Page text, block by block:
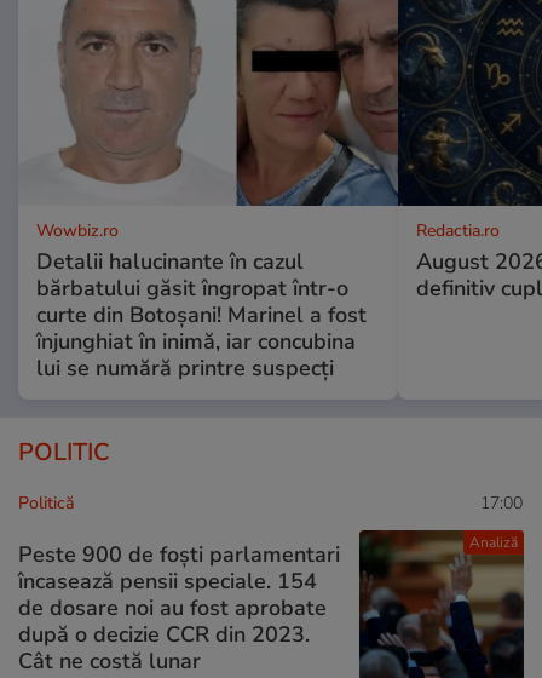
Wowbiz.ro
Detalii halucinante în cazul
bărbatului găsit îngropat într-o
curte din Botoșani! Marinel a fost
înjunghiat în inimă, iar concubina
lui se numără printre suspecți
Redactia.ro
August
definitiv
POLITIC
Analiză
Politică 17:00
Peste 900 de foști parlamentari
încasează pensii speciale. 154
de dosare noi au fost aprobate
după o decizie CCR din 2023.
Cât ne costă lunar